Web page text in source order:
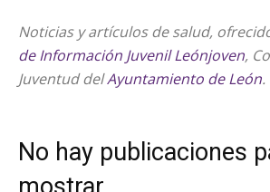
Noticias y artículos de salud,
de Información Juvenil Leónjoven,
Juventud delAyuntamiento de León.
No hay publicaciones